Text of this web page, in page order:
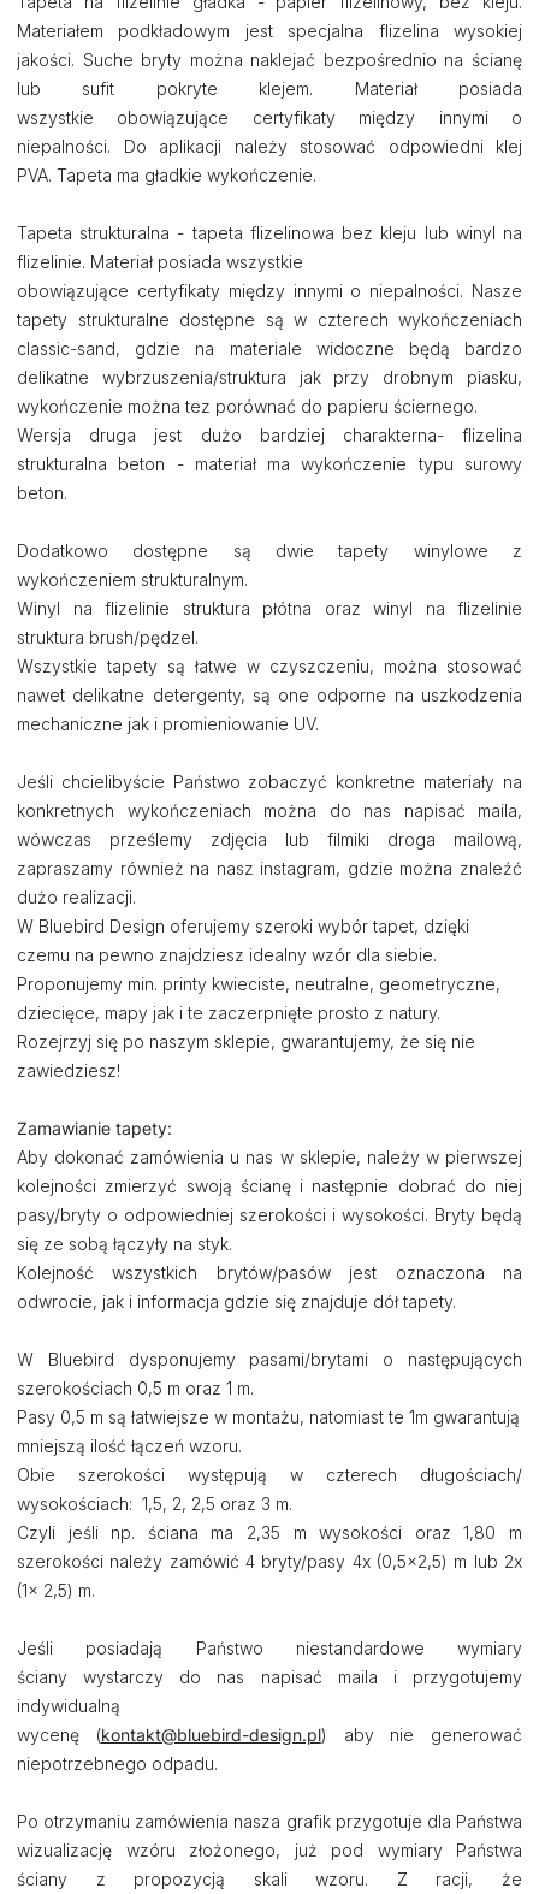
Materiałem podkładowym jest specjalna flizelina wysokiej
jakości. Suche bryty można naklejać bezpośrednio na ścianę
lub sufit pokryte klejem. Materiał posiada
wszystkie obowiązujące certyfikaty między innymi o
niepalności. Do aplikacji należy stosować odpowiedni klej
PVA. Tapeta ma gładkie wykończenie.
Tapeta strukturalna - tapeta flizelinowa bez kleju lub winyl na
flizelinie. Materiał posiada wszystkie
obowiązujące certyfikaty między innymi o niepalności. Nasze
tapety strukturalne dostępne są w czterech wykończeniach
classic-sand, gdzie na materiale widoczne będą bardzo
delikatne wybrzuszenia/struktura jak przy drobnym piasku,
wykończenie można tez porównać do papieru ściernego.
Wersja druga jest dużo bardziej charakterna- flizelina
strukturalna beton - materiał ma wykończenie typu surowy
beton.
Dodatkowo dostępne są dwie tapety winylowe z
wykończeniem strukturalnym.
Winyl na flizelinie struktura płótna oraz winyl na flizelinie
struktura brush/pędzel.
Wszystkie tapety są łatwe w czyszczeniu, można stosować
nawet delikatne detergenty, są one odporne na uszkodzenia
mechaniczne jak i promieniowanie UV.
Jeśli chcielibyście Państwo zobaczyć konkretne materiały na
konkretnych wykończeniach można do nas napisać maila,
wówczas prześlemy zdjęcia lub filmiki droga mailową,
zapraszamy również na nasz instagram, gdzie można znaleźć
dużo realizacji.
W Bluebird Design oferujemy szeroki wybór tapet, dzięki
czemu na pewno znajdziesz idealny wzór dla siebie.
Proponujemy min. printy kwieciste, neutralne, geometryczne,
dziecięce, mapy jak i te zaczerpnięte prosto z natury.
Rozejrzyj się po naszym sklepie, gwarantujemy, że się nie
zawiedziesz!
Zamawianie tapety:
Aby dokonać zamówienia u nas w sklepie, należy w pierwszej
kolejności zmierzyć swoją ścianę i następnie dobrać do niej
pasy/bryty o odpowiedniej szerokości i wysokości. Bryty będą
się ze sobą łączyły na styk.
Kolejność wszystkich brytów/pasów jest oznaczona na
odwrocie, jak i informacja gdzie się znajduje dół tapety.
W Bluebird dysponujemy pasami/brytami o następujących
szerokościach 0,5 m oraz 1 m.
Pasy 0,5 m są łatwiejsze w montażu, natomiast te 1m gwarantują
mniejszą ilość łączeń wzoru.
Obie szerokości występują w czterech długościach/
wysokościach: 1,5, 2, 2,5 oraz 3 m.
Czyli jeśli np. ściana ma 2,35 m wysokości oraz 1,80 m
szerokości należy zamówić 4 bryty/pasy 4x (0,5x2,5) m lub 2x
(1x 2,5) m.
Jeśli posiadają Państwo niestandardowe wymiary
ściany wystarczy do nas napisać maila i przygotujemy
indywidualną
wycenę (kontakt@bluebird-design.pl) aby nie generować
niepotrzebnego odpadu.
Po otrzymaniu zamówienia nasza grafik przygotuje dla Państwa
wizualizację wzóru złożonego, już pod wymiary Państwa
ściany z propozycją skali wzoru. Z racji, że